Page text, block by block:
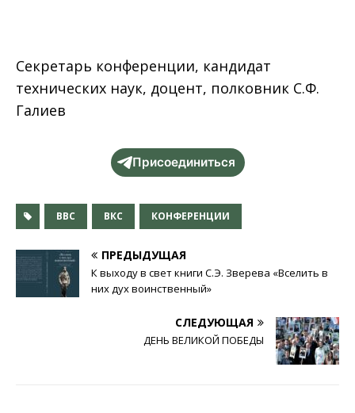
Секретарь конференции, кандидат
технических наук, доцент, полковник С.Ф.
Галиев
Присоединиться
ВВС ВКС КОНФЕРЕНЦИИ
ПРЕДЫДУЩАЯ
К выходу в свет книги С.Э. Зверева «Вселить в
них дух воинственный»
СЛЕДУЮЩАЯ
ДЕНЬ ВЕЛИКОЙ ПОБЕДЫ